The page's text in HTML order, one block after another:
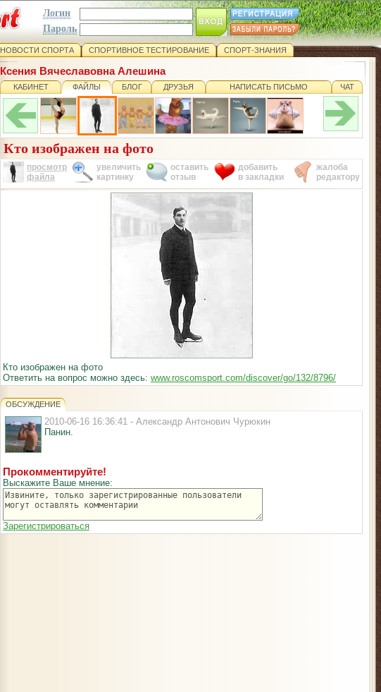
Логин
Пароль
НОВОСТИ СПОРТА СПОРТИВНОЕ ТЕСТИРОВАНИЕ СПОРТ-ЗНАНИЯ
Ксения Вячеславовна Алешина
КАБИНЕТ ФАЙЛЫ БЛОГ ДРУЗЬЯ НАПИСАТЬ ПИСЬМО ЧАТ
Кто изображен на фото
просмотр
файла
увеличить
картинку
оставить
отзыв
добавить
в закладки
жалоба
редактору
Кто изображен на фото
Ответить на вопрос можно здесь: www.roscomsport.com/discover/go/132/8796/
ОБСУЖДЕНИЕ
2010-06-16 16:36:41 - Александр Антонович Чурюкин
Панин.
Прокомментируйте!
Выскажите Ваше мнение:
Зарегистрироваться